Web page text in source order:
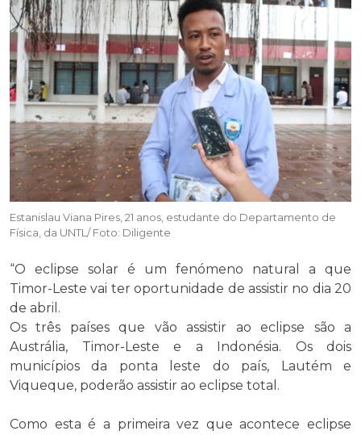
Estanislau Viana Pires, 21 anos, estudante do Departamento de
Física, da UNTL/ Foto: Diligente
“O eclipse solar é um fenómeno natural a que
Timor-Leste vai ter oportunidade de assistir no dia 20
de abril.
Os três países que vão assistir ao eclipse são a
Austrália, Timor-Leste e a Indonésia. Os dois
municípios da ponta leste do país, Lautém e
Viqueque, poderão assistir ao eclipse total.
Como esta é a primeira vez que acontece eclipse